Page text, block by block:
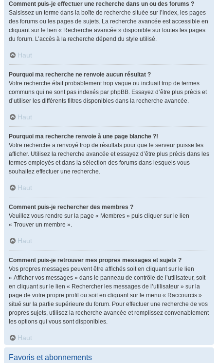
Comment puis-je effectuer une recherche dans un ou des forums ?
Saisissez un terme dans la boîte de recherche située sur l’index, les pages
des forums ou les pages de sujets. La recherche avancée est accessible en
cliquant sur le lien « Recherche avancée » disponible sur toutes les pages
du forum. L’accès à la recherche dépend du style utilisé.
Haut
Pourquoi ma recherche ne renvoie aucun résultat ?
Votre recherche était probablement trop vague ou incluait trop de termes
communs qui ne sont pas indexés par phpBB. Essayez d’être plus précis et
d’utiliser les différents filtres disponibles dans la recherche avancée.
Haut
Pourquoi ma recherche renvoie à une page blanche ?!
Votre recherche a renvoyé trop de résultats pour que le serveur puisse les
afficher. Utilisez la recherche avancée et essayez d’être plus précis dans les
termes employés et dans la sélection des forums dans lesquels vous
souhaitez effectuer une recherche.
Haut
Comment puis-je rechercher des membres ?
Veuillez vous rendre sur la page « Membres » puis cliquer sur le lien
« Trouver un membre ».
Haut
Comment puis-je retrouver mes propres messages et sujets ?
Vos propres messages peuvent être affichés soit en cliquant sur le lien
« Afficher vos messages » dans le panneau de contrôle de l’utilisateur, soit
en cliquant sur le lien « Rechercher les messages de l’utilisateur » sur la
page de votre propre profil ou soit en cliquant sur le menu « Raccourcis »
situé sur la partie supérieure du forum. Pour effectuer une recherche de vos
propres sujets, utilisez la recherche avancée et remplissez convenablement
les options qui vous sont disponibles.
Haut
Favoris et abonnements